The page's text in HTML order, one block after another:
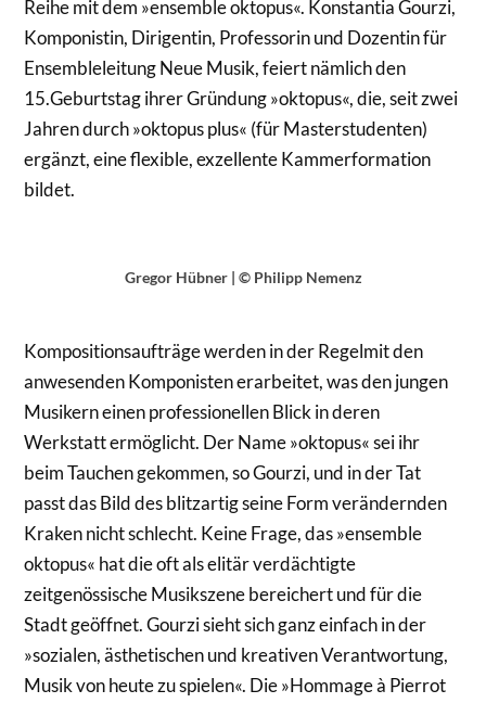
Reihe mit dem »ensemble oktopus«. Konstantia Gourzi,
Komponistin, Dirigentin, Professorin und Dozentin für
Ensembleleitung Neue Musik, feiert nämlich den
15.Geburtstag ihrer Gründung »oktopus«, die, seit zwei
Jahren durch »oktopus plus« (für Masterstudenten)
ergänzt, eine flexible, exzellente Kammerformation
bildet.
Gregor Hübner | © Philipp Nemenz
Kompositionsaufträge werden in der Regelmit den
anwesenden Komponisten erarbeitet, was den jungen
Musikern einen professionellen Blick in deren
Werkstatt ermöglicht. Der Name »oktopus« sei ihr
beim Tauchen gekommen, so Gourzi, und in der Tat
passt das Bild des blitzartig seine Form verändernden
Kraken nicht schlecht. Keine Frage, das »ensemble
oktopus« hat die oft als elitär verdächtigte
zeitgenössische Musikszene bereichert und für die
Stadt geöffnet. Gourzi sieht sich ganz einfach in der
»sozialen, ästhetischen und kreativen Verantwortung,
Musik von heute zu spielen«. Die »Hommage à Pierrot